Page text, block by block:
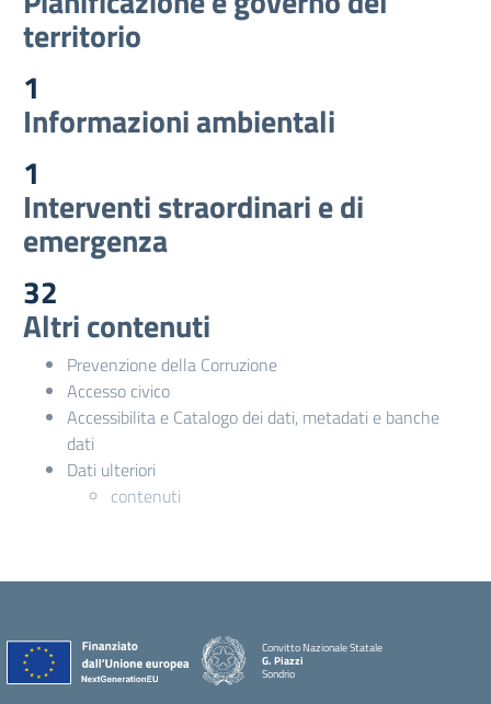
territorio
1
Informazioni ambientali
1
Interventi straordinari e di
emergenza
32
Altri contenuti
Prevenzione della Corruzione
Accesso civico
Accessibilita e Catalogo dei dati, metadati e banche
dati
Dati ulteriori
contenuti
Convitto Nazionale Statale
G. Piazzi
Sondrio